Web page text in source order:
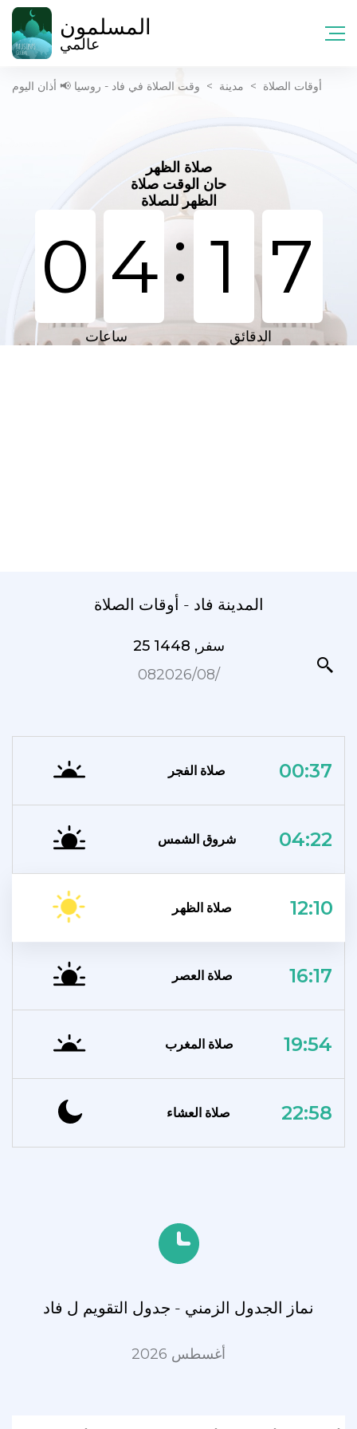
المسلمون
عالمي
أوقات الصلاة > مدينة > وقت الصلاة في فاد - روسيا 📢 أذان اليوم
صلاة الظهر
حان الوقت صلاة
الظهر للصلاة
0 4: 1 7
ساعات الدقائق
المدينة فاد - أوقات الصلاة
25 سفر, 1448
08‏/08‏/2026
صلاة الفجر 00:37
شروق الشمس 04:22
صلاة الظهر 12:10
صلاة العصر 16:17
صلاة المغرب 19:54
صلاة العشاء 22:58
نماز الجدول الزمني - جدول التقويم ل فاد
أغسطس 2026